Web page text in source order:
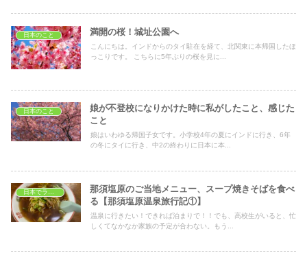
日本のこと 満開の桜！城址公園へ
こんにちは。インドからのタイ駐在を経て、北関東に本帰国したほ
っこりです。 こちらに5年ぶりの桜を見に...
日本のこと
娘が不登校になりかけた時に私がしたこと、感じた
こと
娘はいわゆる帰国子女です。小学校4年の夏にインドに行き、6年
の冬にタイに行き、中2の終わりに日本に本...
日本でランチ
那須塩原のご当地メニュー、スープ焼きそばを食べ
る【那須塩原温泉旅行記①】
温泉に行きたい！できれば泊まりで！！でも、高校生がいると、忙
しくてなかなか家族の予定が合わない。もう...